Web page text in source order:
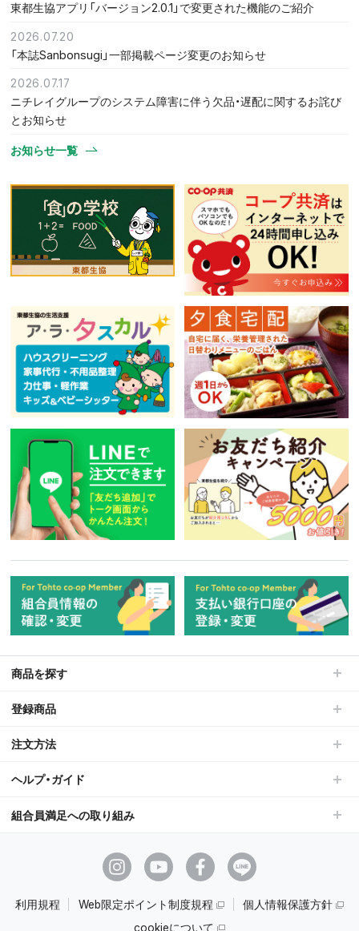
東都生協アプリ「バージョン2.0.1」で変更された機能のご紹介
2026.07.20
「本誌Sanbonsugi」一部掲載ページ変更のお知らせ
2026.07.17
ニチレイグループのシステム障害に伴う欠品・遅配に関するお詫び
とお知らせ
お知らせ一覧
商品を探す
登録商品
注文方法
ヘルプ・ガイド
組合員満足への取り組み
利用規程 Web限定ポイント制度規程
個人情報保護方針
cookieについて